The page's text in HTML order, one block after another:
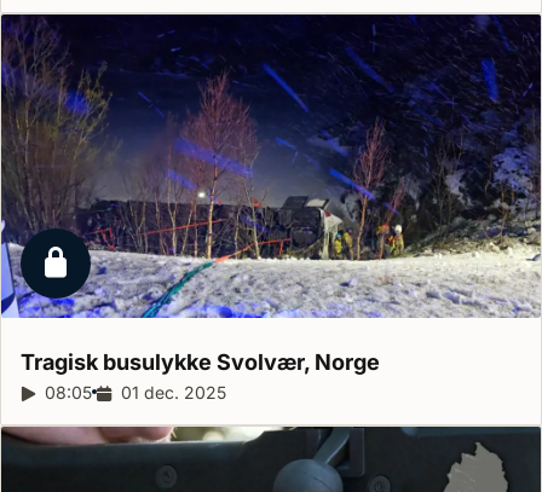
Låst reportage
Tragisk busulykke Svolvær, Norge
Reportagelængde:
08:05 Udgivelsesdato:
01 dec. 2025